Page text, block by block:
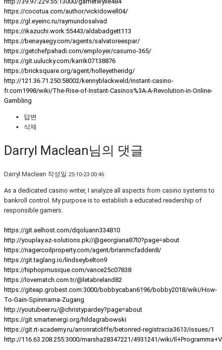
https://cocotua.com/author/vickidowell04/
https://gl.eyeinc.ru/raymundosalvad
https://ikazuchi.work:55443/aldabadgett113
https://benayaegy.com/agents/salvatoreespar/
https://getchefpahadi.com/employer/casumo-365/
https://git.uulucky.com/karrik07138876
https://bricksquare.org/agent/holleyetheridg/
http://121.36.71.250:58002/kennyblackweld/instant-casino-
fr.com1998/wiki/The-Rise-of-Instant-Casinos%3A-A-Revolution-in-Online-
Gambling
답변
삭제
Darryl Maclean님의 댓글
Darryl Maclean 작성일 25-10-23 00:46
As a dedicated casino writer, I analyze all aspects from casino systems to
bankroll control. My purpose is to establish a educated readership of
responsible gamers.
https://git.aelhost.com/dqoluann334810
http://youplay.az-solutions.pk//@georgiana87l0?page=about
https://nagercoilproperty.com/agent/brianmcfadden8/
https://git.taglang.io/lindseybelton9
https://hiphopmusique.com/vance25c07838
https://lovematch.com.tr/@letabreland82
https://giteap.grobest.com:3000/bobbycaban6196/bobby2018/wiki/How-
To-Gain-Spinmama-Zugang
http://youtubeer.ru/@christypardey?page=about
https://git.smartenergi.org/hildagrabowski
https://git.rt-academy.ru/arronratcliffe/betonred-registracia3613/issues/1
http://116.63.208.255:3000/marsha28347221/4931241/wiki/